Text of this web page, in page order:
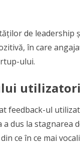
de leadership
în care
ului.
feedback-ul
dus la stagnarea
ce în ce mai